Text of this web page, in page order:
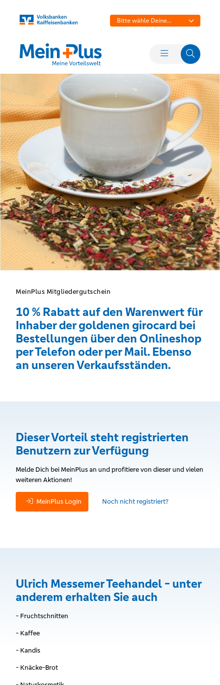
Bitte wähle Deine
MeinPlus Mitgliedergutschein
10 % Rabatt auf den Warenwert für
Inhaber der goldenen girocard bei
Bestellungen über den Onlineshop
per Telefon oder per Mail. Ebenso
an unseren Verkaufsständen.
Dieser Vorteil steht registrierten
Benutzern zur Verfügung
Melde Dich bei MeinPlus an und profitiere von dieser und vielen
weiteren Aktionen!
MeinPlus Login Noch nicht registriert?
Ulrich Messemer Teehandel - unter
anderem erhalten Sie auch
- Fruchtschnitten
- Kaffee
- Kandis
- Knäcke-Brot